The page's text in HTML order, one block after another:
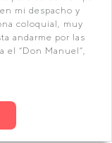
mi despacho y
coloquial, muy
andarme por las
el “Don Manuel”,